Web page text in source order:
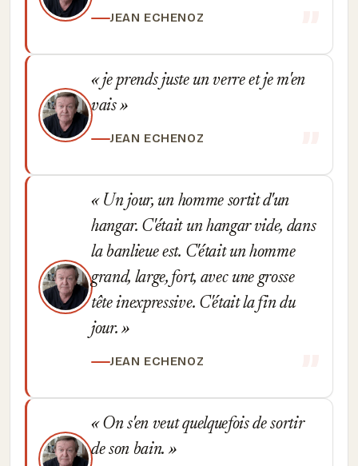
JEAN ECHENOZ
je prends juste un verre et je m'en
vais
JEAN ECHENOZ
Un jour, un homme sortit d'un
hangar. C'était un hangar vide, dans
la banlieue est. C'était un homme
grand, large, fort, avec une grosse
tête inexpressive. C'était la fin du
jour.
JEAN ECHENOZ
On s'en veut quelquefois de sortir
de son bain.